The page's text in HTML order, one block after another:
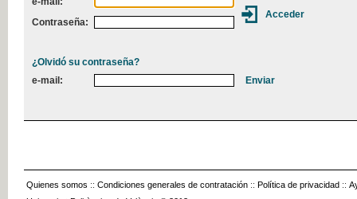
Contraseña:
¿Olvidó su contraseña?
e-mail:
Quienes somos :: Condiciones generales de contratación :: Política de privacidad ::